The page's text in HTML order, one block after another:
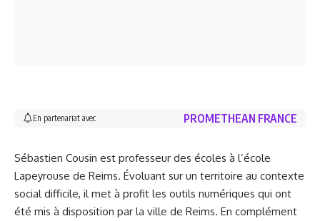
En partenariat avec PROMETHEAN FRANCE
Sébastien Cousin est professeur des écoles à l’école
Lapeyrouse de Reims. Évoluant sur un territoire au contexte
social difficile, il met à profit les outils numériques qui ont
été mis à disposition par la ville de Reims. En complément